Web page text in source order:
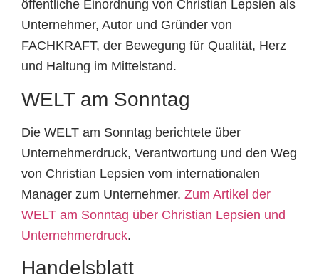
öffentliche Einordnung von Christian Lepsien als
Unternehmer, Autor und Gründer von
FACHKRAFT, der Bewegung für Qualität, Herz
und Haltung im Mittelstand.
WELT am Sonntag
Die WELT am Sonntag berichtete über
Unternehmerdruck, Verantwortung und den Weg
von Christian Lepsien vom internationalen
Manager zum Unternehmer. Zum Artikel der
WELT am Sonntag über Christian Lepsien und
Unternehmerdruck.
Handelsblatt